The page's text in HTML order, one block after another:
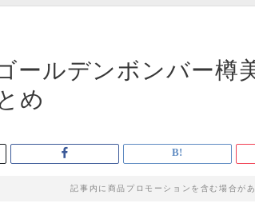
ールデンボンバー樽
め
記事内に商品プロモーションを含む場合が